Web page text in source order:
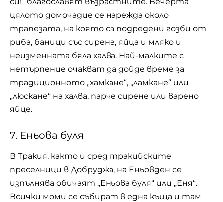
цялото домочадие се нарежда около
трапезата, на която са подредени гозби от
риба, баници със сирене, яйца и мляко и
неизменната бяла халва. Най-малките с
нетърпение очакват да дойде време за
традиционното „хамкане“, „ламкане“ или
„люскане“ на халва, парче сирене или варено
яйце.
7. Еньова буля
В Тракия, както и сред тракийските
преселници в Добруджа, на Еньовден се
изпълнява обичаят „Еньова буля“ или „Еня“.
Всички моми се събират в една къща и там